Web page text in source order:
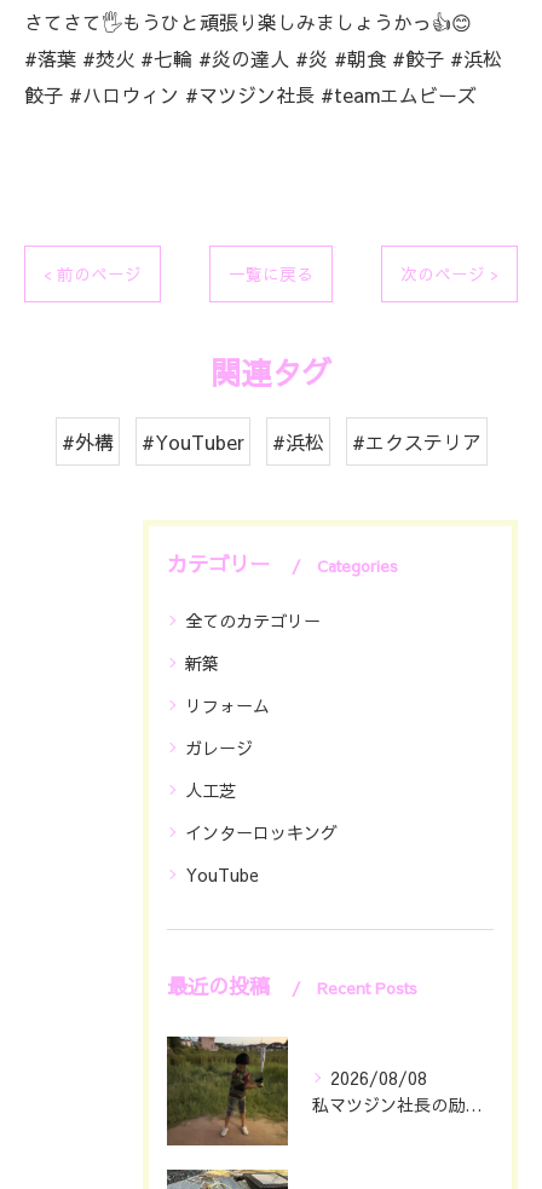
さてさて🖐️もうひと頑張り楽しみましょうかっ👍😊
#落葉 #焚火 #七輪 #炎の達人 #炎 #朝食 #餃子 #浜松
餃子 #ハロウィン #マツジン社長 #teamエムビーズ
< 前のページ 一覧に戻る 次のページ >
関連タグ
#外構 #YouTuber #浜松 #エクステリア
カテゴリー Categories
全てのカテゴリー
新築
リフォーム
ガレージ
人工芝
インターロッキング
YouTube
最近の投稿 Recent Posts
2026/08/08
私マツジン社長の励み👍😊